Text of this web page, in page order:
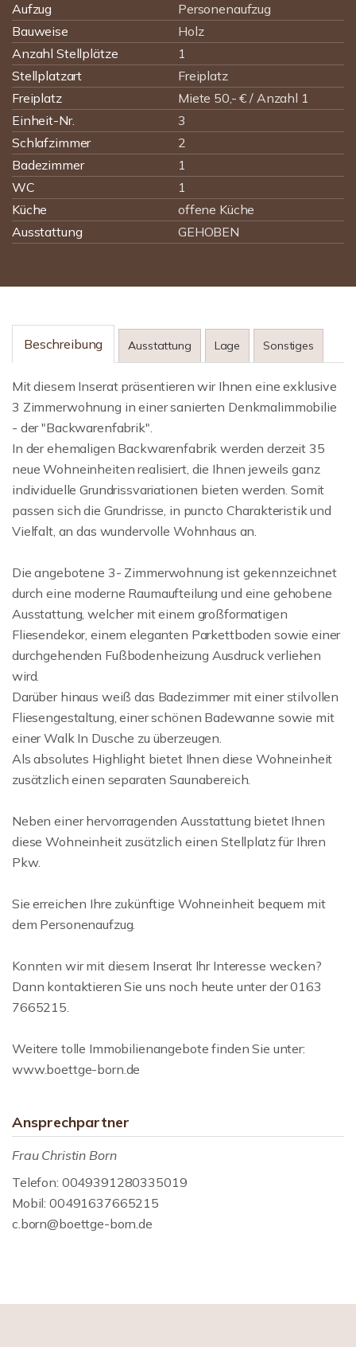
Aufzug
Personenaufzug
Bauweise
Holz
Anzahl Stellplätze
1
Stellplatzart
Freiplatz
Freiplatz
Miete 50,- € / Anzahl 1
Einheit-Nr.
3
Schlafzimmer
2
Badezimmer
1
WC
1
Küche
offene Küche
Ausstattung
GEHOBEN
Beschreibung Ausstattung Lage Sonstiges
Mit diesem Inserat präsentieren wir Ihnen eine exklusive
3 Zimmerwohnung in einer sanierten Denkmalimmobilie
- der "Backwarenfabrik".
In der ehemaligen Backwarenfabrik werden derzeit 35
neue Wohneinheiten realisiert, die Ihnen jeweils ganz
individuelle Grundrissvariationen bieten werden. Somit
passen sich die Grundrisse, in puncto Charakteristik und
Vielfalt, an das wundervolle Wohnhaus an.
Die angebotene 3- Zimmerwohnung ist gekennzeichnet
durch eine moderne Raumaufteilung und eine gehobene
Ausstattung, welcher mit einem großformatigen
Fliesendekor, einem eleganten Parkettboden sowie einer
durchgehenden Fußbodenheizung Ausdruck verliehen
wird.
Darüber hinaus weiß das Badezimmer mit einer stilvollen
Fliesengestaltung, einer schönen Badewanne sowie mit
einer Walk In Dusche zu überzeugen.
Als absolutes Highlight bietet Ihnen diese Wohneinheit
zusätzlich einen separaten Saunabereich.
Neben einer hervorragenden Ausstattung bietet Ihnen
diese Wohneinheit zusätzlich einen Stellplatz für Ihren
Pkw.
Sie erreichen Ihre zukünftige Wohneinheit bequem mit
dem Personenaufzug.
Konnten wir mit diesem Inserat Ihr Interesse wecken?
Dann kontaktieren Sie uns noch heute unter der 0163
7665215.
Weitere tolle Immobilienangebote finden Sie unter:
www.boettge-born.de
Ansprechpartner
Frau Christin Born
Telefon: 0049391280335019
Mobil: 00491637665215
c.born@boettge-born.de